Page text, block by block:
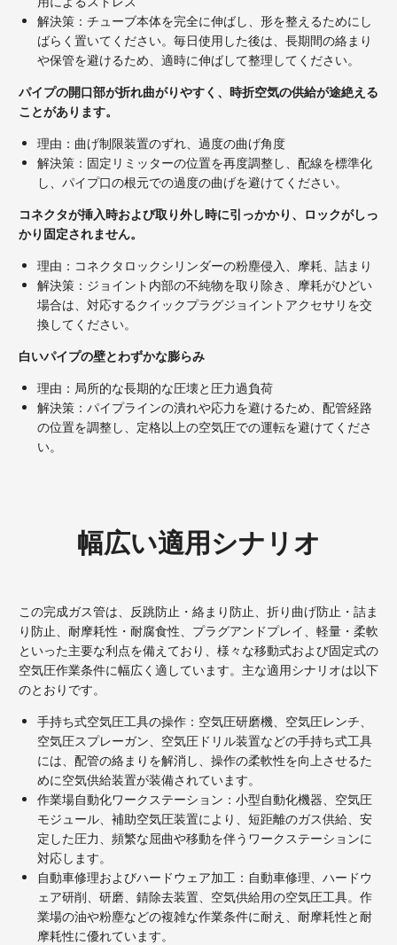
解決策：チューブ本体を完全に伸ばし、形を整えるためにし
ばらく置いてください。毎日使用した後は、長期間の絡まり
や保管を避けるため、適時に伸ばして整理してください。
パイプの開口部が折れ曲がりやすく、時折空気の供給が途絶える
ことがあります。
理由：曲げ制限装置のずれ、過度の曲げ角度
解決策：固定リミッターの位置を再度調整し、配線を標準化
し、パイプ口の根元での過度の曲げを避けてください。
コネクタが挿入時および取り外し時に引っかかり、ロックがしっ
かり固定されません。
理由：コネクタロックシリンダーの粉塵侵入、摩耗、詰まり
解決策：ジョイント内部の不純物を取り除き、摩耗がひどい
場合は、対応するクイックプラグジョイントアクセサリを交
換してください。
白いパイプの壁とわずかな膨らみ
理由：局所的な長期的な圧壊と圧力過負荷
解決策：パイプラインの潰れや応力を避けるため、配管経路
の位置を調整し、定格以上の空気圧での運転を避けてくださ
い。
幅広い適用シナリオ
この完成ガス管は、反跳防止・絡まり防止、折り曲げ防止・詰ま
り防止、耐摩耗性・耐腐食性、プラグアンドプレイ、軽量・柔軟
といった主要な利点を備えており、様々な移動式および固定式の
空気圧作業条件に幅広く適しています。主な適用シナリオは以下
のとおりです。
手持ち式空気圧工具の操作：空気圧研磨機、空気圧レンチ、
空気圧スプレーガン、空気圧ドリル装置などの手持ち式工具
には、配管の絡まりを解消し、操作の柔軟性を向上させるた
めに空気供給装置が装備されています。
作業場自動化ワークステーション：小型自動化機器、空気圧
モジュール、補助空気圧装置により、短距離のガス供給、安
定した圧力、頻繁な屈曲や移動を伴うワークステーションに
対応します。
自動車修理およびハードウェア加工：自動車修理、ハードウ
ェア研削、研磨、錆除去装置、空気供給用の空気圧工具。作
業場の油や粉塵などの複雑な作業条件に耐え、耐摩耗性と耐
摩耗性に優れています。